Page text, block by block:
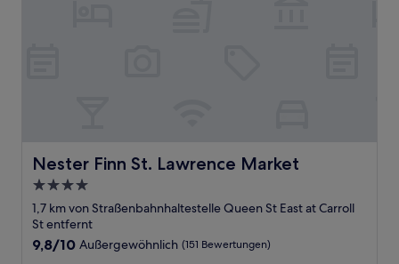
Nester Finn St. Lawrence Market
Nester Finn St. Lawrence Market
4.0-
Sterne-
Unterkunft
1,7 km von Straßenbahnhaltestelle Queen St East at Carroll
St entfernt
9.8
9,8/10 Außergewöhnlich (151 Bewertungen)